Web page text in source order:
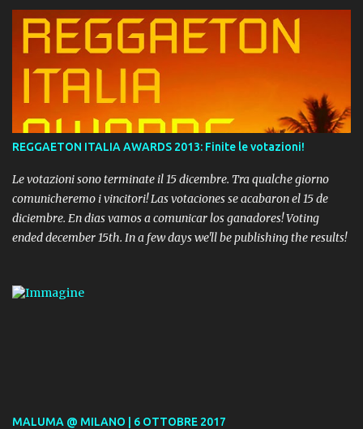
REGGAETON ITALIA AWARDS 2013: Finite le votazioni!
Le votazioni sono terminate il 15 dicembre. Tra qualche giorno
comunicheremo i vincitori! Las votaciones se acabaron el 15 de
diciembre. En dias vamos a comunicar los ganadores! Voting
ended december 15th. In a few days we'll be publishing the results!
MALUMA @ MILANO | 6 OTTOBRE 2017